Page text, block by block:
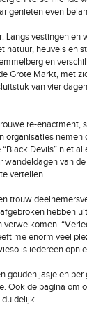
genieten even
Langs vestingen en
heuvels en
en
Grote Markt, met
van vier
re-enactment,
organisaties nemen
Devils” niet
van
vertellen.
trouw
hebben
me enorm veel
is iedereen
gouden jasje en
Ook de pagina om